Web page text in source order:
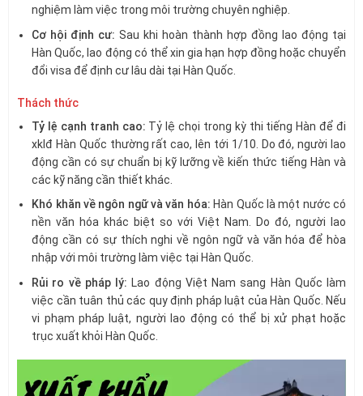
nghiệm làm việc trong môi trường chuyên nghiệp.
Cơ hội định cư: Sau khi hoàn thành hợp đồng lao động tại
Hàn Quốc, lao động có thể xin gia hạn hợp đồng hoặc chuyển
đổi visa để định cư lâu dài tại Hàn Quốc.
Thách thức
Tỷ lệ cạnh tranh cao: Tỷ lệ chọi trong kỳ thi tiếng Hàn để đi
xklđ Hàn Quốc thường rất cao, lên tới 1/10. Do đó, người lao
động cần có sự chuẩn bị kỹ lưỡng về kiến thức tiếng Hàn và
các kỹ năng cần thiết khác.
Khó khăn về ngôn ngữ và văn hóa: Hàn Quốc là một nước có
nền văn hóa khác biệt so với Việt Nam. Do đó, người lao
động cần có sự thích nghi về ngôn ngữ và văn hóa để hòa
nhập với môi trường làm việc tại Hàn Quốc.
Rủi ro về pháp lý: Lao động Việt Nam sang Hàn Quốc làm
việc cần tuân thủ các quy định pháp luật của Hàn Quốc. Nếu
vi phạm pháp luật, người lao động có thể bị xử phạt hoặc
trục xuất khỏi Hàn Quốc.